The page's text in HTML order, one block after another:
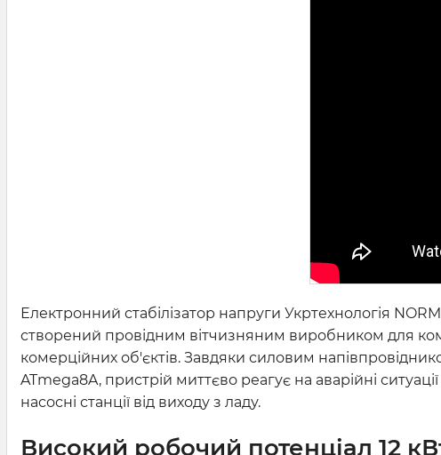
Електронний стабілізатор напруги Укртехнологія
створений провідним вітчизняним виробником для
комерційних об'єктів. Завдяки силовим
ATmega8A, пристрій миттєво реагує на аварійні
насосні станції від виходу з ладу.
Високий робочий потенціал 12